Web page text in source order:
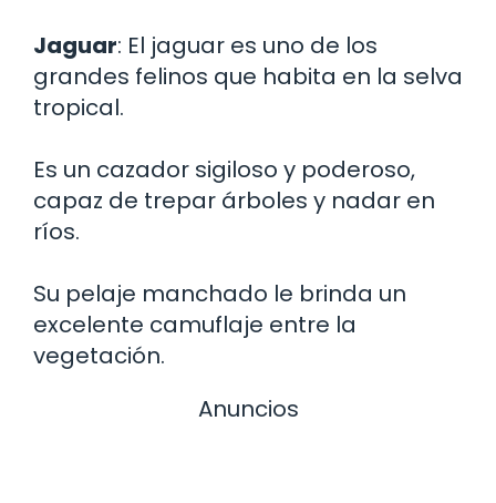
Jaguar: El jaguar es uno de los
grandes felinos que habita en la selva
tropical.
Es un cazador sigiloso y poderoso,
capaz de trepar árboles y nadar en
ríos.
Su pelaje manchado le brinda un
excelente camuflaje entre la
vegetación.
Anuncios